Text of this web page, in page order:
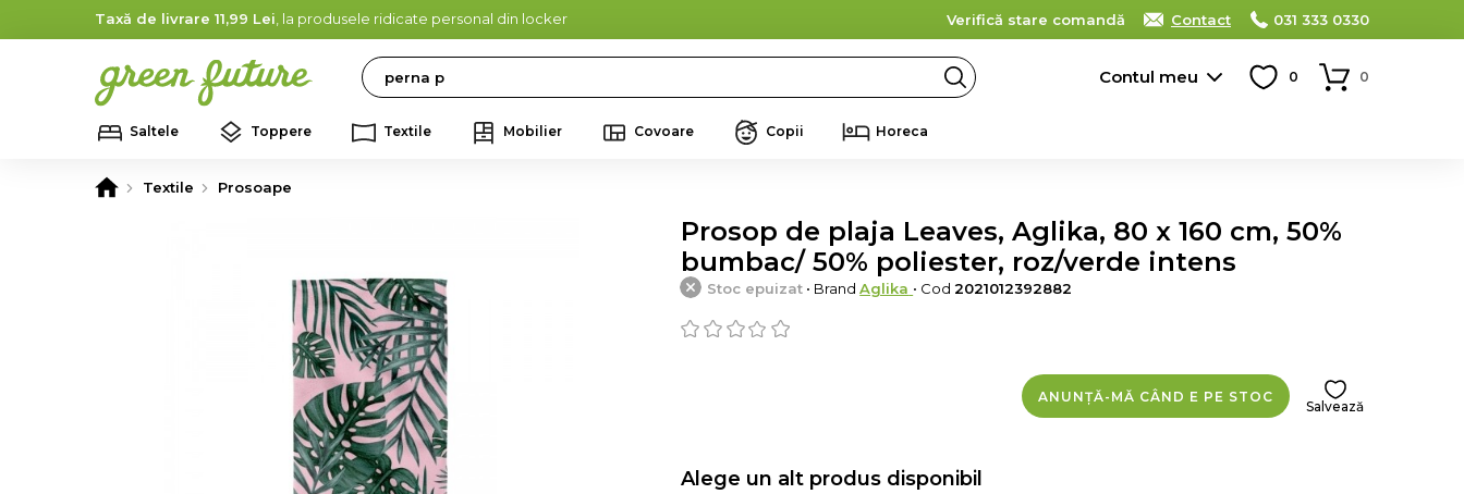
Taxă de livrare 11,99 Lei , la produsele ridicate personal din locker Verifică stare comandă Contact 031 333 0330
Search Contul meu 0 0
Saltele Toppere Textile Mobilier Covoare Copii Horeca
Textile Prosoape
Prosop de plaja Leaves, Aglika, 80 x 160 cm, 50%
bumbac/ 50% poliester, roz/verde intens
Stoc epuizat • BrandAglika • Cod2021012392882
ANUNȚĂ-MĂ CÂND E PE STOC
Salvează
Alege un alt produs disponibil